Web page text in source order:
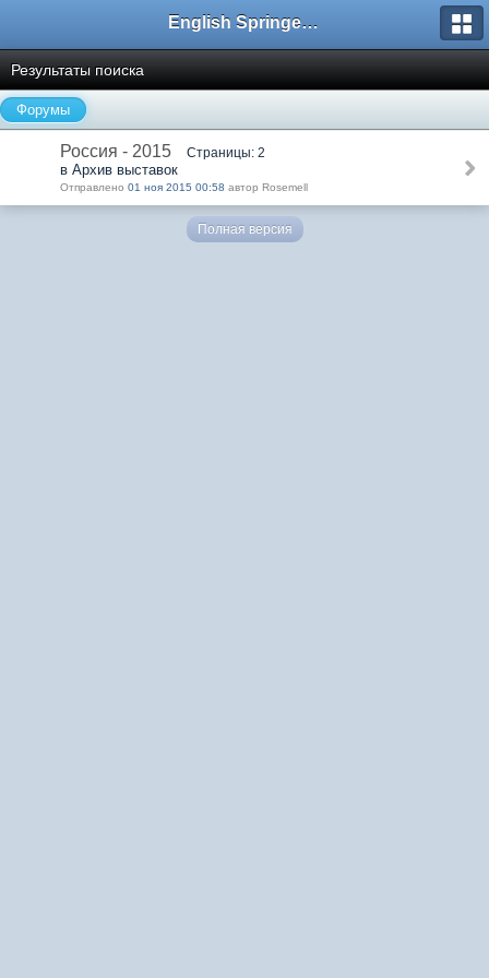
English Springer Spaniel Club
Результаты поиска
Форумы
Россия - 2015 Страницы: 2
в Архив выставок
Отправлено 01 ноя 2015 00:58 автор Rosemell
Полная версия